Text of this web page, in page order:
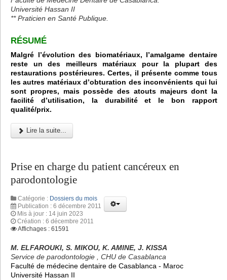
Université Hassan II
** Praticien en Santé Publique.
RÉSUMÉ
Malgré l’évolution des biomatériaux, l’amalgame dentaire
reste un des meilleurs matériaux pour la plupart des
restaurations postérieures. Certes, il présente comme tous
les autres matériaux d’obturation des inconvénients qui lui
sont propres, mais possède des atouts majeurs dont la
facilité d’utilisation, la durabilité et le bon rapport
qualité/prix.
Lire la suite...
Prise en charge du patient cancéreux en
parodontologie
Catégorie : Dossiers du mois
Publication : 6 décembre 2011
Mis à jour : 14 juin 2023
Création : 6 décembre 2011
Affichages : 61591
M. ELFAROUKI, S. MIKOU, K. AMINE, J. KISSA
Service de parodontologie , CHU de Casablanca
Faculté de médecine dentaire de Casablanca - Maroc
Université Hassan II